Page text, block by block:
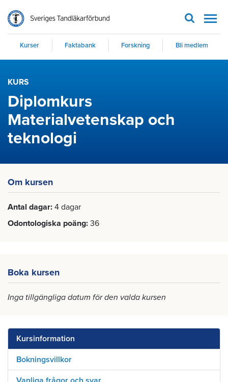
Kurser Faktabank Forskning Bli medlem
KURS
Diplomkurs
Materialvetenskap och
teknologi
Om kursen
Antal dagar 4 dagar
Odontologiska poäng 36
Boka kursen
Inga tillgängliga datum för den valda kursen
Kursinformation
Bokningsvillkor